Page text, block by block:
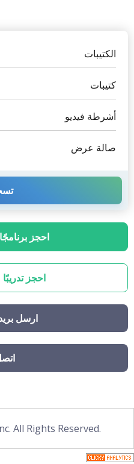
الكتيبات
كتيبات
أشرطة فيديو
صالة عرض
احجز
احجز
ارسل
All Rights Reserved.